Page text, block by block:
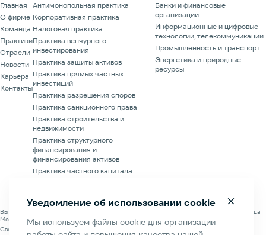
Главная
О фирме
Команда
Практики
Отрасли
Новости
Карьера
Контакты
Антимонопольная практика
Корпоративная практика
Налоговая практика
Практика венчурного
инвестирования
Практика защиты активов
Практика прямых частных
инвестиций
Практика разрешения споров
Практика санкционного права
Практика строительства и
недвижимости
Практика структурного
финансирования и
финансирования активов
Практика частного капитала
Банки и финансовые
организации
Информационные и цифровые
технологии, телекоммуникации
Промышленность и транспорт
Энергетика и природные
ресурсы
Вы находитесь на официальном сайте Адвокатского бюро «Партнерство Орион» города
Москвы.
Сведения об Адвокатском бюро «Партнерство Орион» города Москвы содержатся в
Уведомление об использовании cookie
Мы используем файлы cookie для организации